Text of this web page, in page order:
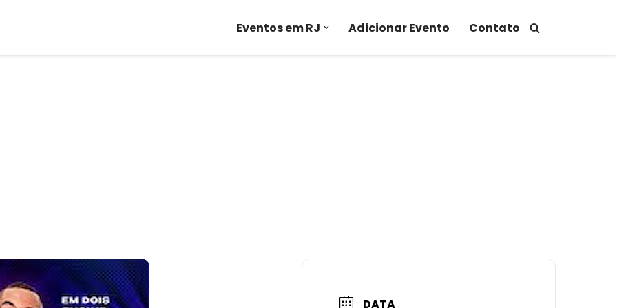
Eventos em RJ Adicionar Evento Contato
DATA